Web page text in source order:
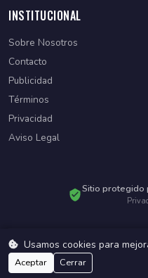
INSTITUCIONAL
Sobre Nosotros
Contacto
Publicidad
Términos
Privacidad
Aviso Legal
Sitio protegido
© 2026 Diario Paraguayo.
Desarrollado
Usamos cookies para
Aceptar Cerrar